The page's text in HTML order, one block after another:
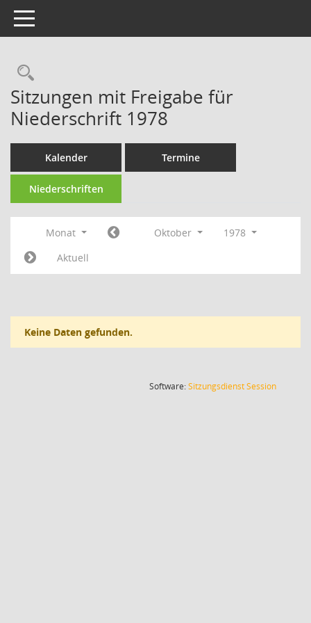
Toggle navigation
Rechercheauswahl
Sitzungen mit Freigabe für
Niederschrift 1978
Kalender Termine
Niederschriften
Monat Oktober
1978
Aktuell
Keine Daten gefunden.
Software:SitzungsdienstSession(Wird in